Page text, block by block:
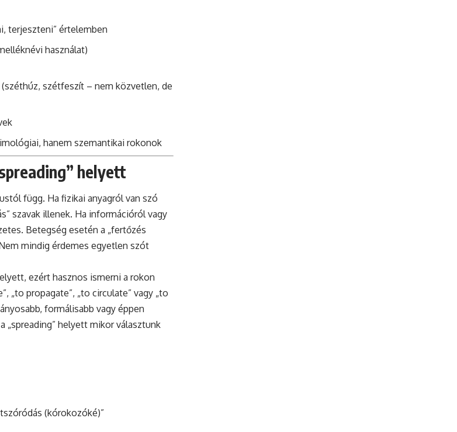
terjeszteni” értelemben
használat)
szétfeszít – nem közvetlen, de
hanem szemantikai rokonok
helyett
függ. Ha fizikai anyagról van szó
szavak illenek. Ha információról vagy
Betegség esetén a „fertőzés
mindig érdemes egyetlen szót
ezért hasznos ismerni a rokon
„to propagate”, „to circulate” vagy „to
formálisabb vagy éppen
„spreading” helyett mikor választunk
(kórokozóké)”